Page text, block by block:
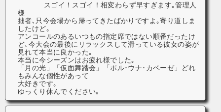
スゴイ！スゴイ！相変わらず早すぎます｡管理人
様
拙者､只今会場から帰ってきたばかりですよ｡寄り道しま
したけど｡
アンコールのあるいつもの指定席ではない順番だったけ
ど､今大会の最後にリラックスして滑っている彼女の姿が
見れて本当に良かった｡
本当に今シーズンはお疲れ様でした｡
「月の光」「仮面舞踏会」「ポル･ウナ･カベーゼ」どれ
もみんな個性があって
大好きです｡
ゆっくり休んでください｡